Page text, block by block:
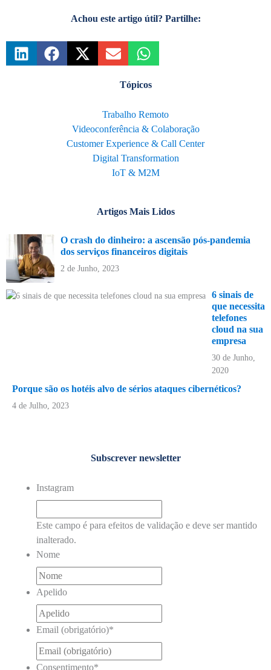
Achou este artigo útil? Partilhe:
Tópicos
Trabalho Remoto
Videoconferência & Colaboração
Customer Experience & Call Center
Digital Transformation
IoT & M2M
Artigos Mais Lidos
O crash do dinheiro: a ascensão pós-pandemia
dos serviços financeiros digitais
2 de Junho, 2023
6 sinais de
que necessita
telefones
cloud na sua
empresa
30 de Junho,
2020
Porque são os hotéis alvo de sérios ataques cibernéticos?
4 de Julho, 2023
Subscrever newsletter
Instagram
Este campo é para efeitos de validação e deve ser mantido
inalterado.
Nome
Apelido
Email (obrigatório)*
Consentimento*